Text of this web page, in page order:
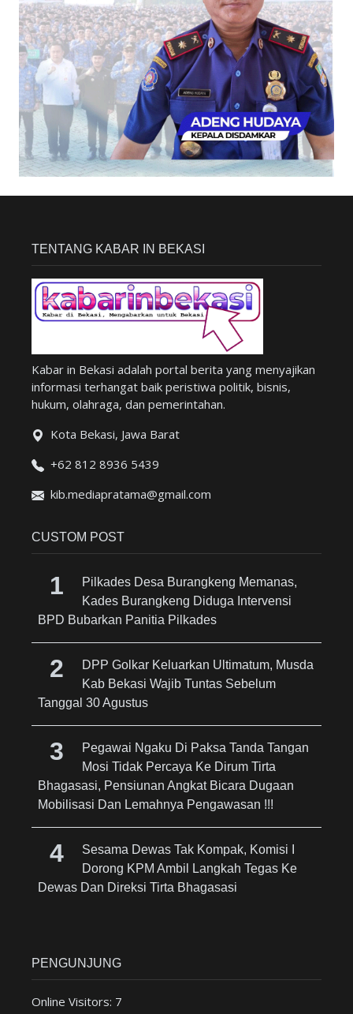
TENTANG KABAR IN BEKASI
Kabar in Bekasi adalah portal berita yang menyajikan
informasi terhangat baik peristiwa politik, bisnis,
hukum, olahraga, dan pemerintahan.
Kota Bekasi, Jawa Barat
+62 812 8936 5439
kib.mediapratama@gmail.com
CUSTOM POST
Pilkades Desa Burangkeng Memanas,
Kades Burangkeng Diduga Intervensi
BPD Bubarkan Panitia Pilkades
DPP Golkar Keluarkan Ultimatum, Musda
Kab Bekasi Wajib Tuntas Sebelum
Tanggal 30 Agustus
Pegawai Ngaku Di Paksa Tanda Tangan
Mosi Tidak Percaya Ke Dirum Tirta
Bhagasasi, Pensiunan Angkat Bicara Dugaan
Mobilisasi Dan Lemahnya Pengawasan !!!
Sesama Dewas Tak Kompak, Komisi I
Dorong KPM Ambil Langkah Tegas Ke
Dewas Dan Direksi Tirta Bhagasasi
PENGUNJUNG
Online Visitors: 7